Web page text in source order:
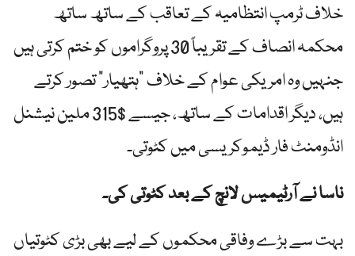
خلاف ٹرمپ انتظامیہ کے تعاقب کے ساتھ ساتھ
محکمہ انصاف کے تقریباً 30 پروگراموں کو ختم کرتی ہیں
جنہیں وہ امریکی عوام کے خلاف "ہتھیار” تصور کرتے
ہیں، دیگر اقدامات کے ساتھ، جیسے $315 ملین نیشنل
انڈومنٹ فار ڈیموکریسی میں کٹوتی۔
ناسا نے آرٹیمیس لانچ کے بعد کٹوتی کی۔
بہت سے بڑے وفاقی محکموں کے لیے بھی بڑی کٹوتیاں